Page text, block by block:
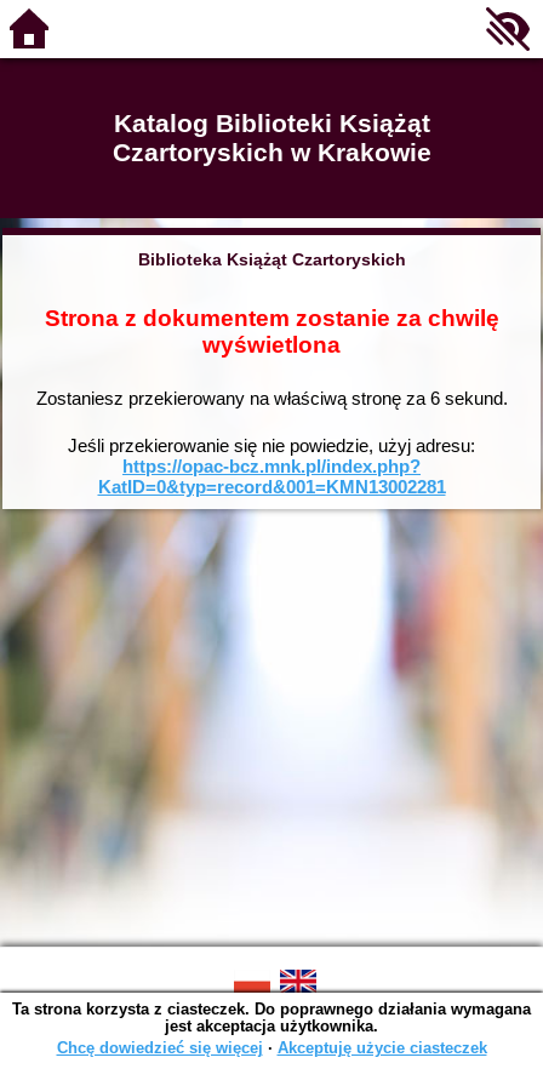
Katalog Biblioteki Książąt
Czartoryskich w Krakowie
Biblioteka Książąt Czartoryskich
Strona z dokumentem zostanie za chwilę
wyświetlona
Zostaniesz przekierowany na właściwą stronę za 6sekund.
Jeśli przekierowanie się nie powiedzie, użyj adresu:
https://opac-bcz.mnk.pl/index.php?
KatID=0&typ=record&001=KMN13002281
SOWA OPAC v. 6.11.10 (2026-07-24)
Wygenerowano w 0,0015 s.
Ta strona korzysta z ciasteczek. Do poprawnego działania wymagana
jest akceptacja użytkownika.
Chcę dowiedzieć się więcej ∙ Akceptuję użycie ciasteczek